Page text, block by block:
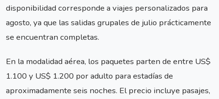
disponibilidad corresponde a viajes personalizados para
agosto, ya que las salidas grupales de julio prácticamente
se encuentran completas.
En la modalidad aérea, los paquetes parten de entre US$
1.100 y US$ 1.200 por adulto para estadías de
aproximadamente seis noches. El precio incluye pasajes,